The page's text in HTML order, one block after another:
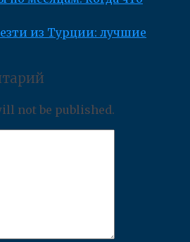
из Турции: лучшие
not be published.